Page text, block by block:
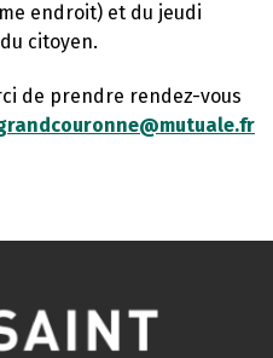
endroit) et du jeudi
citoyen.
de prendre rendez-vous